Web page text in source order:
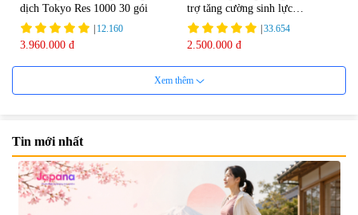
dịch Tokyo Res 1000 30 gói
| 12.160
3.960.000 đ
trợ tăng cường sinh lực
Tohchukasou Premium Yo
Group 180 viên - Date 08/2027
|33.654
2.500.000 đ
Mặt Nạ Nichiei Bussan Nano
Viên uống bổ não Ribeto Shoji
Xem thêm
Tin mới nhất